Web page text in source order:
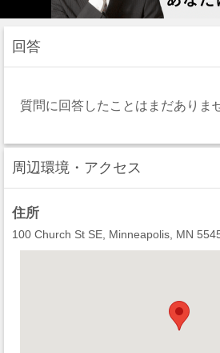
回答
質問に回答したことはまだありま
周辺環境・アクセス
住所
100 Church St SE, Minneapolis, MN